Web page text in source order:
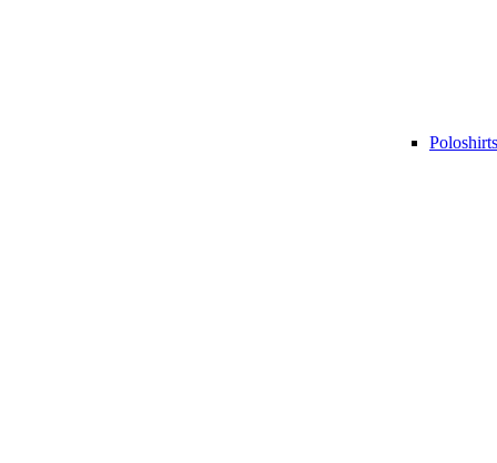
Poloshirts